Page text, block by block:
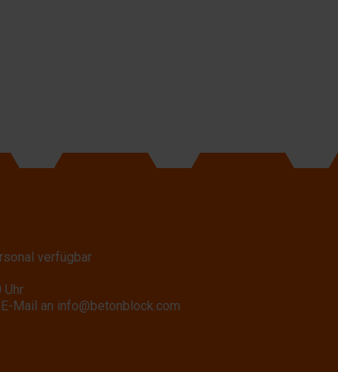
verfügbar
Uhr
Mail an info@betonblock.com